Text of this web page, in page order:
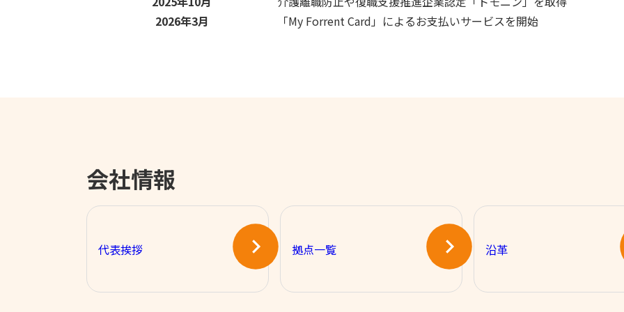
2026年3月
「My Forrent Card」によるお支払いサービスを開始
会社情報
代表挨拶 拠点一覧 沿革